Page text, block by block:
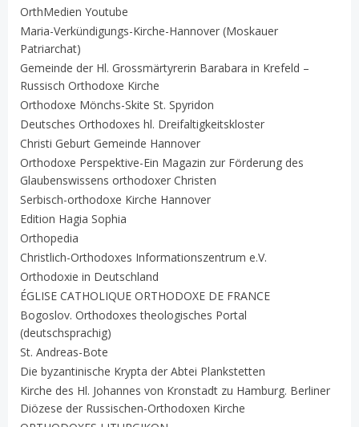
OrthMedien Youtube
Maria-Verkündigungs-Kirche-Hannover (Moskauer
Patriarchat)
Gemeinde der Hl. Grossmärtyrerin Barabara in Krefeld –
Russisch Orthodoxe Kirche
Orthodoxe Mönchs-Skite St. Spyridon
Deutsches Orthodoxes hl. Dreifaltigkeitskloster
Christi Geburt Gemeinde Hannover
Orthodoxe Perspektive-Ein Magazin zur Förderung des
Glaubenswissens orthodoxer Christen
Serbisch-orthodoxe Kirche Hannover
Edition Hagia Sophia
Orthopedia
Christlich-Orthodoxes Informationszentrum e.V.
Orthodoxie in Deutschland
ÉGLISE CATHOLIQUE ORTHODOXE DE FRANCE
Bogoslov. Orthodoxes theologisches Portal
(deutschsprachig)
St. Andreas-Bote
Die byzantinische Krypta der Abtei Plankstetten
Kirche des Hl. Johannes von Kronstadt zu Hamburg. Berliner
Diözese der Russischen-Orthodoxen Kirche